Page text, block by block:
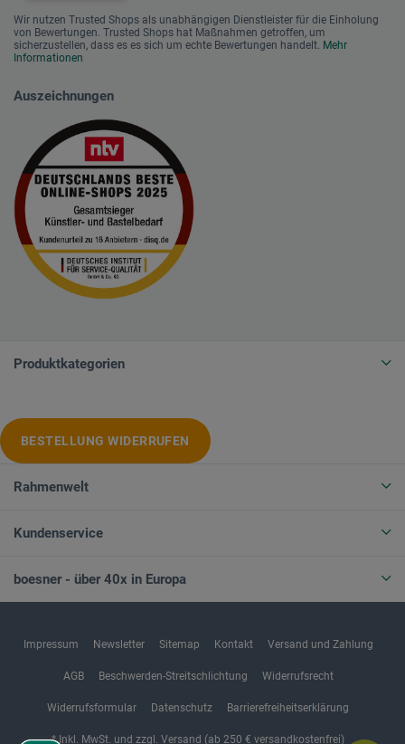
Wir nutzen Trusted Shops als unabhängigen Dienstleister für die Einholung
von Bewertungen. Trusted Shops hat Maßnahmen getroffen, um
sicherzustellen, dass es es sich um echte Bewertungen handelt. Mehr
Informationen
Auszeichnungen
Produktkategorien
BESTELLUNG WIDERRUFEN
Rahmenwelt
Kundenservice
boesner - über 40x in Europa
Impressum Newsletter Sitemap Kontakt Versand und Zahlung
AGB Beschwerden-Streitschlichtung Widerrufsrecht
Widerrufsformular Datenschutz Barrierefreiheitserklärung
* Inkl. MwSt. und zzgl. Versand (ab 250 € versandkostenfrei)